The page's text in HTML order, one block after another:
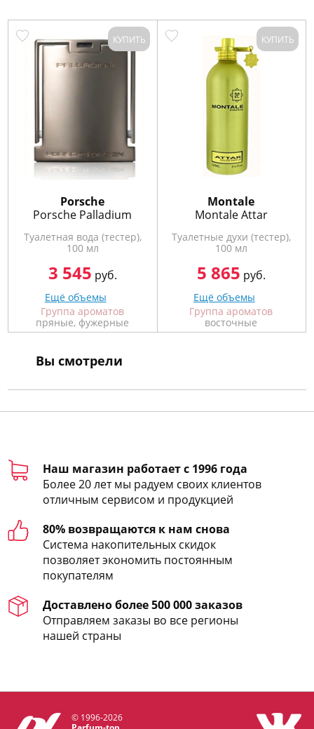
КУПИТЬ
Porsсhe
Porsche Palladium
Туалетная вода (тестер),
100 мл
3 545 руб.
Ещё объемы
Группа ароматов
пряные, фужерные
КУПИТЬ
Montale
Montale Attar
Туалетные духи (тестер),
100 мл
5 865 руб.
Ещё объемы
Группа ароматов
восточные
Вы смотрели
Наш магазин работает с 1996 года
Более 20 лет мы радуем своих клиентов
отличным сервисом и продукцией
80% возвращаются к нам снова
Система накопительных скидок
позволяет экономить постоянным
покупателям
Доставлено более 500 000 заказов
Отправляем заказы во все регионы
нашей страны
© 1996-2026